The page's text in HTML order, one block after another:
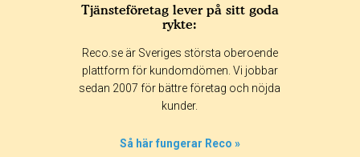
365 dagar 90 dagar
30 dagar
Tjänsteföretag lever på sitt goda
rykte:
Reco.se är Sveriges största oberoende
plattform för kundomdömen. Vi jobbar
sedan 2007 för bättre företag och nöjda
kunder.
Så här fungerar Reco »